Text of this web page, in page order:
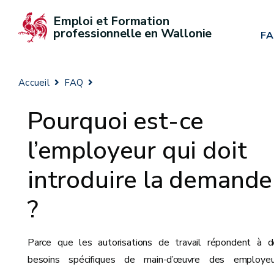
Emploi et Formation
professionnelle en Wallonie
Accueil FAQ
Pourquoi est-ce
l’employeur qui doit
introduire la demande
?
Parce que les autorisations de travail répondent à
besoins spécifiques de main-d’œuvre des